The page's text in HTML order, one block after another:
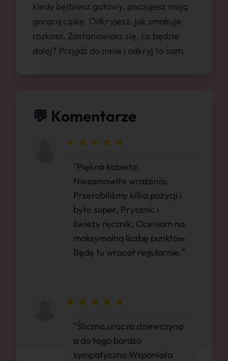
kiedy będziesz gotowy, poczujesz moją
gorącą cipkę. Odkryjesz, jak smakuje
rozkosz. Zastanawiasz się, co będzie
dalej? Przyjdź do mnie i odkryj to sam.
💬 Komentarze
"Piękna kobieta,
Niesamowite wrażenia.
Przerobiliśmy kilka pozycji i
było super, Prysznic i
świeży ręcznik. Oceniam na
maksymalną liczbę punktów.
Będę tu wracał regularnie."
"Śliczna,urocza dziewczyna
a do tego bardzo
sympatyczna.Wspaniała